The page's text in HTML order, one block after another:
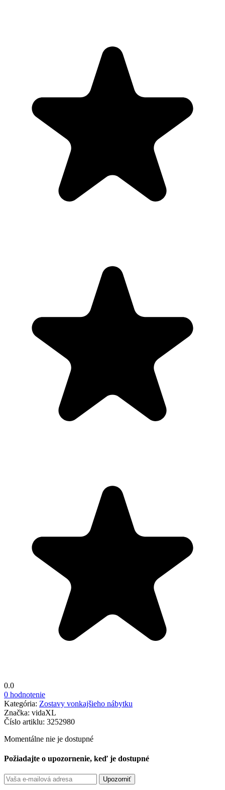
0.0
0 hodnotenie
Kategória: Zostavy vonkajšieho nábytku
Značka: vidaXL
Číslo artiklu: 3252980
Momentálne nie je dostupné
Požiadajte o upozornenie, keď je dostupné
Upozorniť